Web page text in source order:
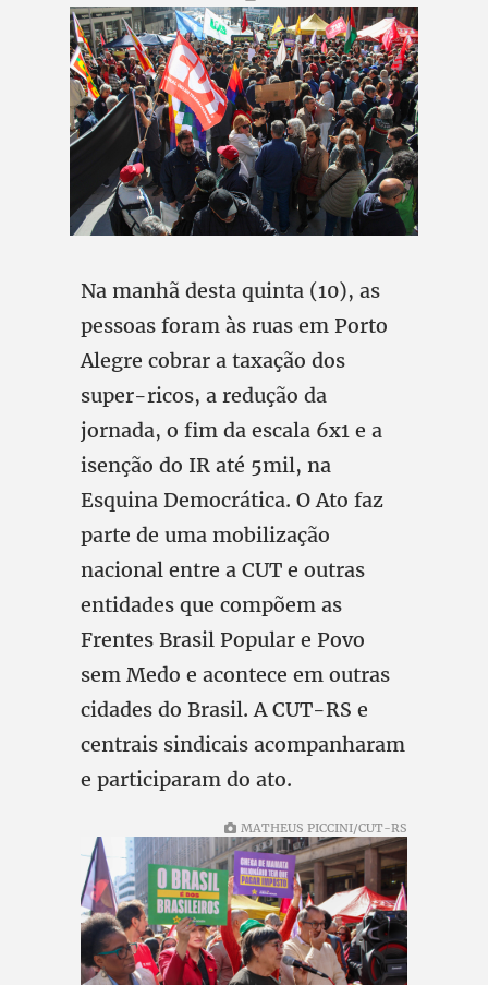
Na manhã desta quinta (10), as
pessoas foram às ruas em Porto
Alegre cobrar a taxação dos
super-ricos, a redução da
jornada, o fim da escala 6x1 e a
isenção do IR até 5mil, na
Esquina Democrática. O Ato faz
parte de uma mobilização
nacional entre a CUT e outras
entidades que compõem as
Frentes Brasil Popular e Povo
sem Medo e acontece em outras
cidades do Brasil. A CUT-RS e
centrais sindicais acompanharam
e participaram do ato.
MATHEUS PICCINI/CUT-RS